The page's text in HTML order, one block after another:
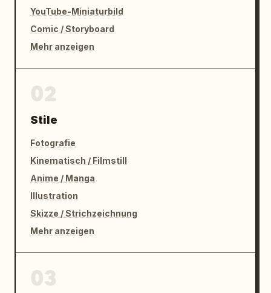
YouTube-Miniaturbild
Comic / Storyboard
Mehr anzeigen
Stile
Fotografie
Kinematisch / Filmstill
Anime / Manga
Illustration
Skizze / Strichzeichnung
Mehr anzeigen